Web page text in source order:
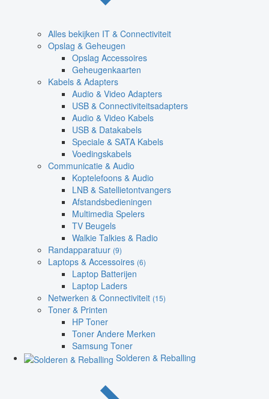
Alles bekijken IT & Connectiviteit
Opslag & Geheugen
Opslag Accessoires
Geheugenkaarten
Kabels & Adapters
Audio & Video Adapters
USB & Connectiviteitsadapters
Audio & Video Kabels
USB & Datakabels
Speciale & SATA Kabels
Voedingskabels
Communicatie & Audio
Koptelefoons & Audio
LNB & Satellietontvangers
Afstandsbedieningen
Multimedia Spelers
TV Beugels
Walkie Talkies & Radio
Randapparatuur (9)
Laptops & Accessoires (6)
Laptop Batterijen
Laptop Laders
Netwerken & Connectiviteit (15)
Toner & Printen
HP Toner
Toner Andere Merken
Samsung Toner
Solderen & Reballing